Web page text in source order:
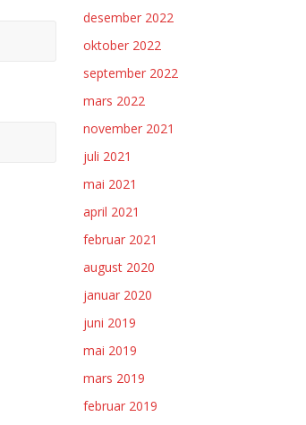
desember 2022
oktober 2022
september 2022
mars 2022
november 2021
juli 2021
mai 2021
april 2021
februar 2021
august 2020
januar 2020
juni 2019
mai 2019
mars 2019
februar 2019